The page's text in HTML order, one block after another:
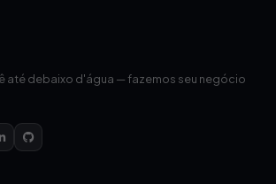
até debaixo d'água — fazemos seu negócio